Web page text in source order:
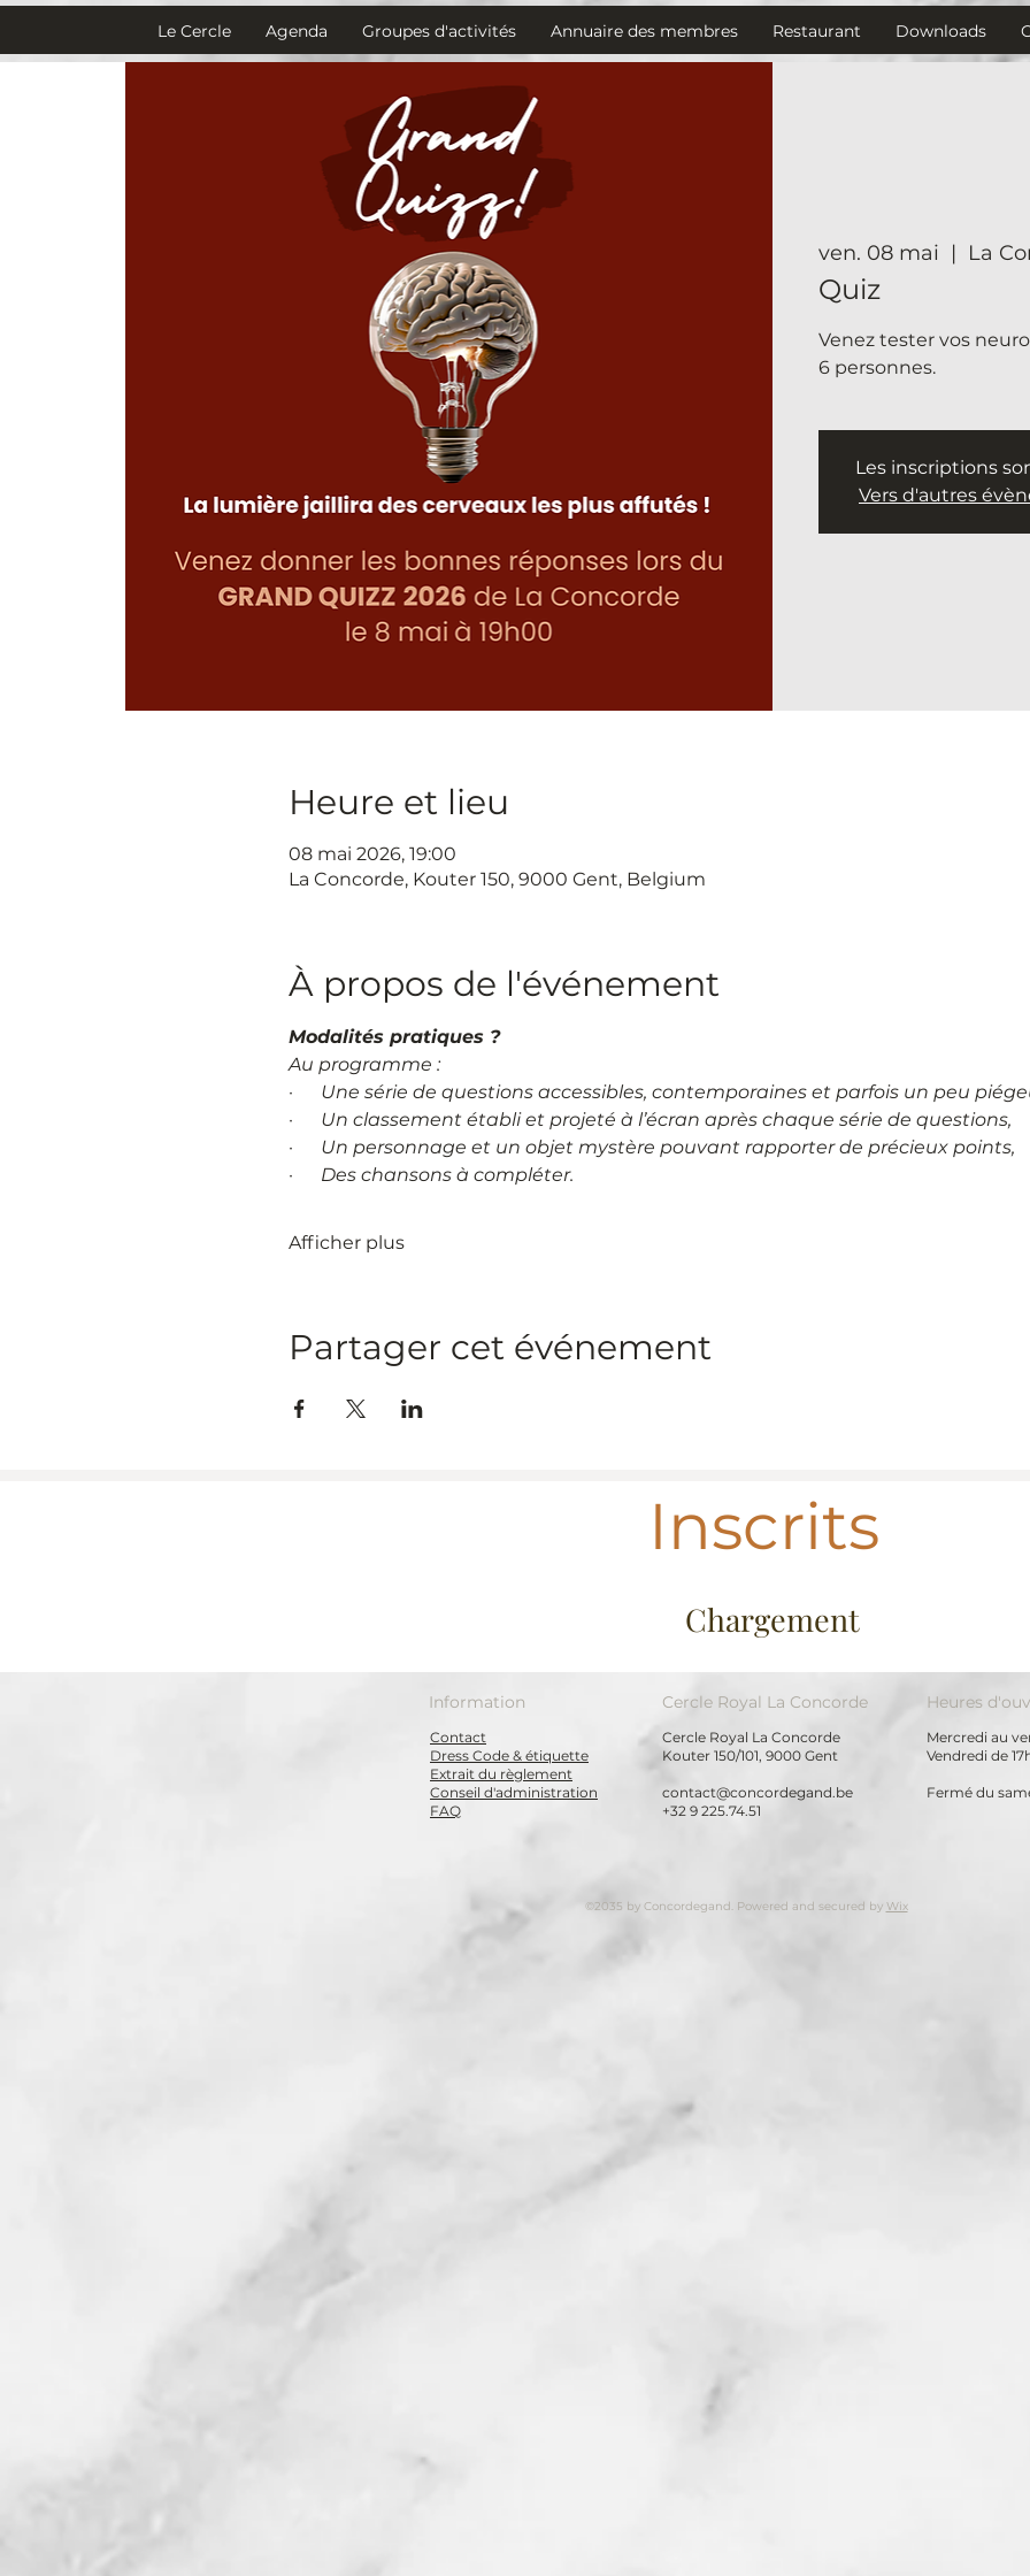
Le Cercle Agenda Groupes d'activités Annuaire des membres Restaurant Downloads
ven. 08 mai
  |
La
Quiz
Venez tester vos
6 personnes.
Les inscriptions
Vers d'autres
Heure et lieu
08 mai 2026, 19:00
La Concorde, Kouter 150, 9000 Gent, Belgium
À propos de l'événement
Modalités pratiques ?
Au programme :
· Une série de questions accessibles, contemporaines et parfois un peu
· Un classement établi et projeté à l’écran après chaque série de questions,
· Un personnage et un objet mystère pouvant rapporter de précieux points,
· Des chansons à compléter.
Afficher plus
Partager cet événement
Inscrits
Chargement
Information Heures
Cercle Royal La Concorde
Contact
Dress Code & étiquette
Extrait du règlement
Conseil d'administration
FAQ
Mercredi au
Vendredi de
Fermé du
Cercle Royal La Concorde
Kouter 150/101, 9000 Gent
contact@concordegand.be
+32 9 225.74.51
©2035 by Concordegand. Powered and secured by Wix